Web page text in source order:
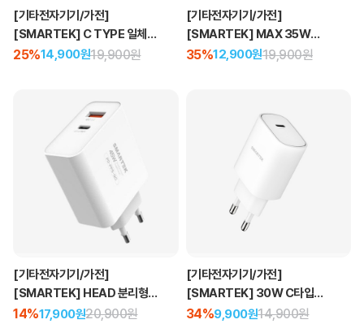
[기타전자기기/가전]
[SMARTEK] C TYPE 일체형
1M 맥세이프 15W 무선 고속
25%14,900원19,900원
[기타전자기기/가전]
[SMARTEK] MAX 35W
3포트 고속 충전기
35%12,900원19,900원
[기타전자기기/가전]
[SMARTEK] HEAD 분리형
45W 고속 충전기
14%17,900원20,900원
[기타전자기기/가전]
[SMARTEK] 30W C타입
PPS 초고속 충전기
34%9,900원14,900원